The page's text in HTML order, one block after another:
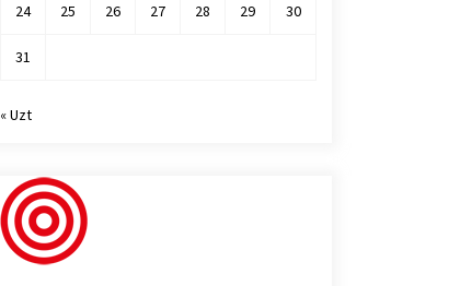
24 25 26 27 28 29 30
31
« Uzt